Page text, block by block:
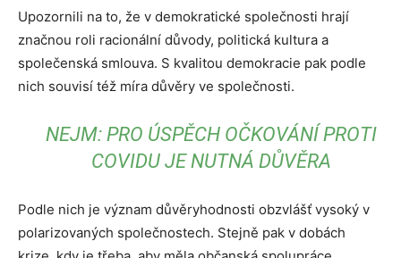
Upozornili na to, že v demokratické společnosti hrají
značnou roli racionální důvody, politická kultura a
společenská smlouva. S kvalitou demokracie pak podle
nich souvisí též míra důvěry ve společnosti.
NEJM: PRO ÚSPĚCH OČKOVÁNÍ PROTI
COVIDU JE NUTNÁ DŮVĚRA
Podle nich je význam důvěryhodnosti obzvlášť vysoký v
polarizovaných společnostech. Stejně pak v dobách